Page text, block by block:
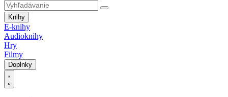
Knihy
E-knihy
Audioknihy
Hry
Filmy
Doplnky